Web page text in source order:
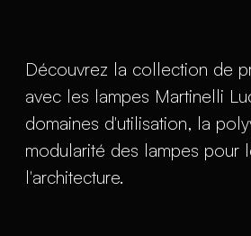
Découvrez la collection de
avec les lampes Martinelli
domaines d'utilisation, la
modularité des lampes pour
l'architecture.